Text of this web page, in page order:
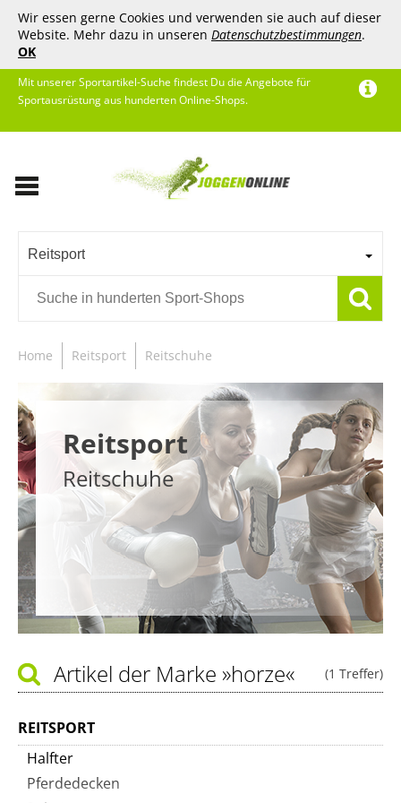
Wir essen gerne Cookies und verwenden sie auch auf dieser
Website. Mehr dazu in unseren Datenschutzbestimmungen.
OK
Mit unserer Sportartikel-Suche findest Du die Angebote für
Sportausrüstung aus hunderten Online-Shops.
Reitsport
Home Reitsport Reitschuhe
Reitsport
Reitschuhe
(1 Treffer)
Artikel der Marke »horze«
REITSPORT
Halfter
Pferdedecken